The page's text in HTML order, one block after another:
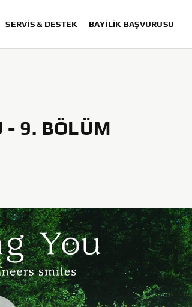
SERVIS & DESTEK BAYİLİK BAŞVURUSU
- 9. BÖLÜM